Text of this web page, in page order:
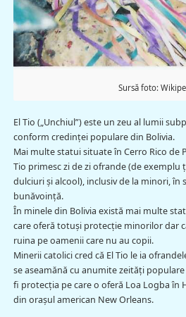
Sursă foto:
El Tio („Unchiul”) este un zeu al lumii
conform credinței populare din Bolivia.
Mai multe statui situate în Cerro Rico de
Tio primesc zi de zi ofrande (de exemplu
dulciuri şi alcool), inclusiv de la minori, în
bunăvoință.
În minele din Bolivia există mai multe
care oferă totuşi protecţie minorilor dar
ruina pe oamenii care nu au copii.
Minerii catolici cred că El Tio le ia
se aseamănă cu anumite zeităţi
fi protecţia pe care o oferă Loa Logba în
din oraşul american New Orleans.